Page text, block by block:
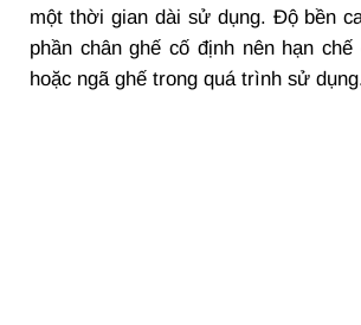
một thời gian dài sử dụng. Độ bền
phần chân ghế cố định nên hạn
hoặc ngã ghế trong quá trình sử